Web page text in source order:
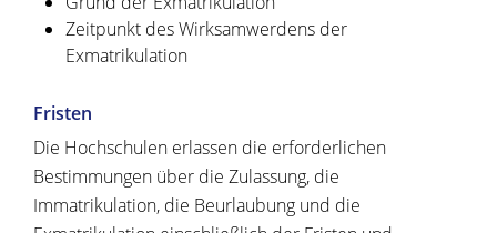
Zeitpunkt des Wirksamwerdens der
Exmatrikulation
Fristen
Die Hochschulen erlassen die erforderlichen
Bestimmungen über die Zulassung, die
Immatrikulation, die Beurlaubung und die